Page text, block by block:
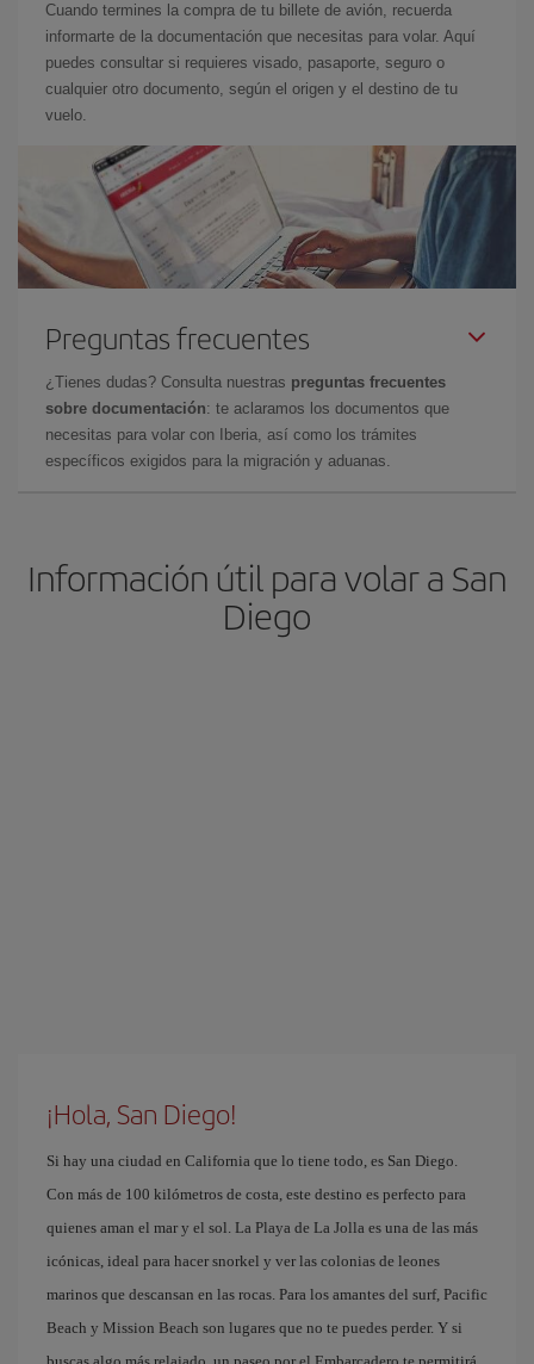
Cuando termines la compra de tu billete de avión, recuerda
informarte de la documentación que necesitas para volar. Aquí
puedes consultar si requieres visado, pasaporte, seguro o
cualquier otro documento, según el origen y el destino de tu
vuelo.
Preguntas frecuentes
¿Tienes dudas? Consulta nuestras preguntas frecuentes
sobre documentación: te aclaramos los documentos que
necesitas para volar con Iberia, así como los trámites
específicos exigidos para la migración y aduanas.
Información útil para volar a San
Diego
¡Hola, San Diego!
Si hay una ciudad en California que lo tiene todo, es San Diego.
Con más de 100 kilómetros de costa, este destino es perfecto para
quienes aman el mar y el sol. La Playa de La Jolla es una de las más
icónicas, ideal para hacer snorkel y ver las colonias de leones
marinos que descansan en las rocas. Para los amantes del surf, Pacific
Beach y Mission Beach son lugares que no te puedes perder. Y si